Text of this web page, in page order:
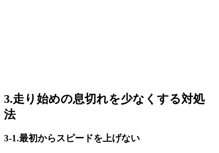
3.走り始めの息切れを少なくする対処
法
3-1.最初からスピードを上げない